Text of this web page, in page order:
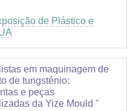
de Plástico e
em maquinagem de
de tungsténio:
e peças
da Yize Mould "